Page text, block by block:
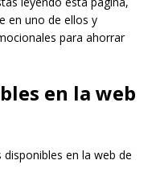
en uno de ellos y
para ahorrar
en la web
en la web de